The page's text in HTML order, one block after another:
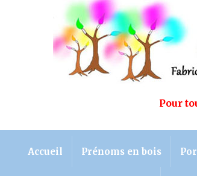
Pour
Accueil Prénoms en bois